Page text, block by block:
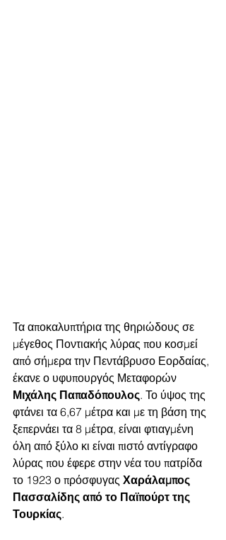
Τα αποκαλυπτήρια της θηριώδους σε
μέγεθος Ποντιακής λύρας που κοσμεί
από σήμερα την Πεντάβρυσο Εορδαίας,
έκανε ο υφυπουργός Μεταφορών
Μιχάλης Παπαδόπουλος. Το ύψος της
φτάνει τα 6,67 μέτρα και με τη βάση της
ξεπερνάει τα 8 μέτρα, είναι φτιαγμένη
όλη από ξύλο κι είναι πιστό αντίγραφο
λύρας που έφερε στην νέα του πατρίδα
το 1923 ο πρόσφυγας Χαράλαμπος
Πασσαλίδης από το Παϊπούρτ της
Τουρκίας.